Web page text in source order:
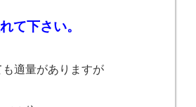
て下さい。
適量がありますが